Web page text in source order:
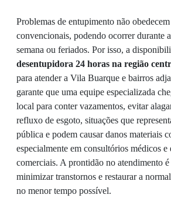
Problemas de entupimento não
convencionais, podendo ocorrer durante
semana ou feriados. Por isso, a
desentupidora 24 horas na região
para atender a Vila Buarque e bairros
garante que uma equipe especializada
local para conter vazamentos, evitar
refluxo de esgoto, situações que
pública e podem causar danos materiais
especialmente em consultórios médicos e
comerciais. A prontidão no atendimento
minimizar transtornos e restaurar a
no menor tempo possível.